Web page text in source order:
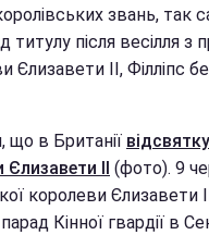
звань, так
титулу після весілля
Єлизавети II, Філліпс
що в Британії
II
(фото). 9
королеви Єлизавети
Кінної гвардії в